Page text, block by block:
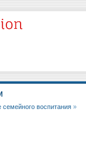
семейного воспитания »